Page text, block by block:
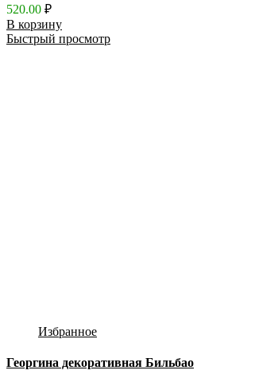
520.00 ₽
В корзину
Быстрый просмотр
Избранное
Георгина декоративная Бильбао